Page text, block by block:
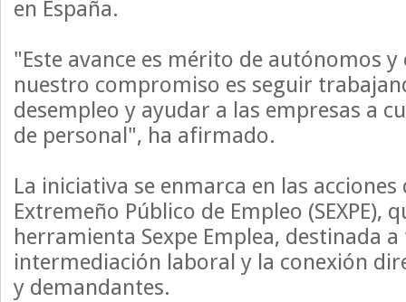
en España.
"Este avance es mérito de autónomos
nuestro compromiso es seguir
desempleo y ayudar a las empresas a
de personal", ha afirmado.
La iniciativa se enmarca en las acciones
Extremeño Público de Empleo (SEXPE),
herramienta Sexpe Emplea, destinada
intermediación laboral y la conexión
y demandantes.